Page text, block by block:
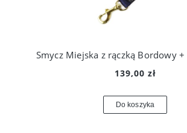
Smycz Miejska z rączką Bordowy
139,00 zł
Do koszyka